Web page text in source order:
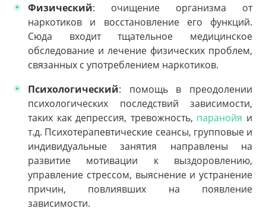
Физический: очищение организма от
наркотиков и восстановление его функций.
Сюда входит тщательное медицинское
обследование и лечение физических проблем,
связанных с употреблением наркотиков.
Психологический: помощь в преодолении
психологических последствий зависимости,
таких как депрессия, тревожность, паранойя и
т.д. Психотерапевтические сеансы, групповые и
индивидуальные занятия направлены на
развитие мотивации к выздоровлению,
управление стрессом, выяснение и устранение
причин, повлиявших на появление
зависимости.